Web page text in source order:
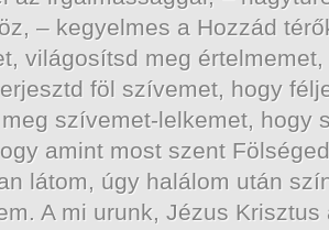
– kegyelmes a Hozzád
világosítsd meg
föl szívemet, hogy
szívemet-lelkemet, hogy
amint most szent
látom, úgy halálom után
A mi urunk, Jézus Krisztus